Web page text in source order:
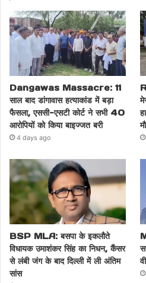
Dangawas Massacre: 11
साल बाद डांगावास हत्याकांड में बड़ा
फैसला, एससी-एसटी कोर्ट ने सभी 40
आरोपियों को किया बाइज्जत बरी
4 days ago
BSP MLA: बसपा के इकलौते
विधायक उमाशंकर सिंह का निधन, कैंसर
से लंबी जंग के बाद दिल्ली में ली अंतिम
सांस